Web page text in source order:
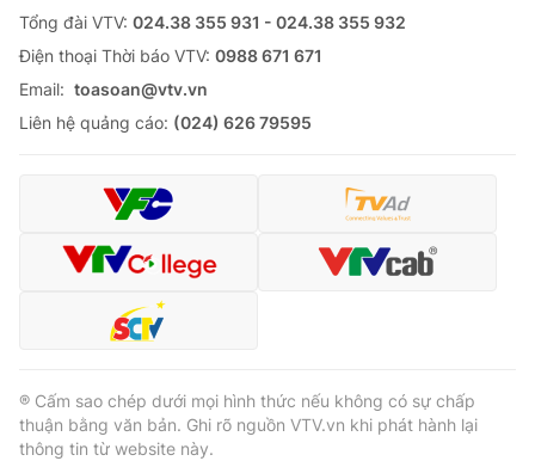
Tổng đài VTV: 024.38 355 931 - 024.38 355 932
Ðiện thoại Thời báo VTV: 0988 671 671
Email: toasoan@vtv.vn
Liên hệ quảng cáo: (024) 626 79595
® Cấm sao chép dưới mọi hình thức nếu không có sự chấp
thuận bằng văn bản. Ghi rõ nguồn VTV.vn khi phát hành lại
thông tin từ website này.